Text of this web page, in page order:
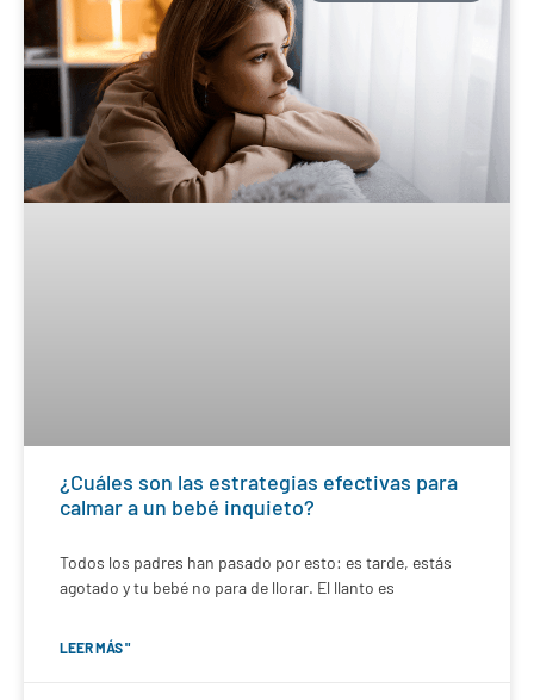
¿Cuáles son las estrategias efectivas para
calmar a un bebé inquieto?
Todos los padres han pasado por esto: es tarde, estás
agotado y tu bebé no para de llorar. El llanto es
LEER MÁS "